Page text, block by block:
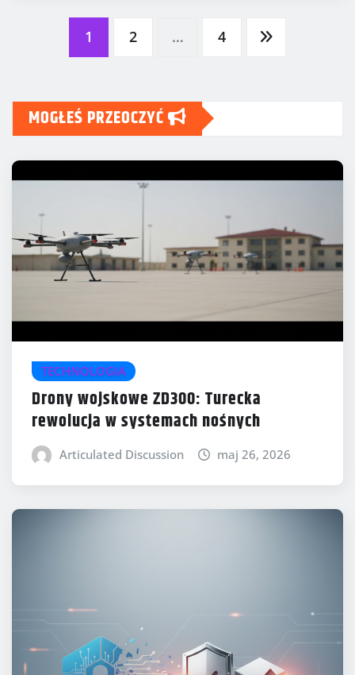
Stronicowanie
1 2 … 4
MOGŁEŚ PRZEOCZYĆ
TECHNOLOGIA
Drony wojskowe ZD300: Turecka
rewolucja w systemach nośnych
Articulated Discussion maj 26, 2026